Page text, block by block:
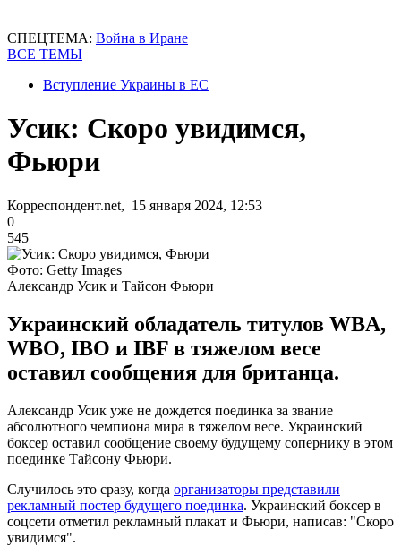
СПЕЦТЕМА: Война в Иране
ВСЕ ТЕМЫ
Вступление Украины в ЕС
Усик: Скоро увидимся,
Фьюри
Корреспондент.net, 15 января 2024, 12:53
0
545
Фото: Getty Images
Александр Усик и Тайсон Фьюри
Украинский обладатель титулов WBA,
WBO, IBO и IBF в тяжелом весе
оставил сообщения для британца.
Александр Усик уже не дождется поединка за звание
абсолютного чемпиона мира в тяжелом весе. Украинский
боксер оставил сообщение своему будущему сопернику в этом
поединке Тайсону Фьюри.
Случилось это сразу, когда организаторы представили
рекламный постер будущего поединка. Украинский боксер в
соцсети отметил рекламный плакат и Фьюри, написав: "Скоро
увидимся".